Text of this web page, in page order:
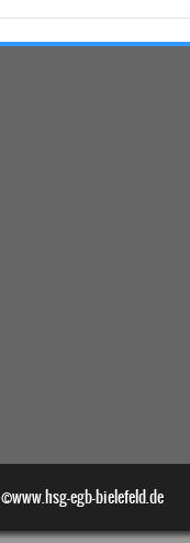
©www.hsg-egb-bielefeld.de